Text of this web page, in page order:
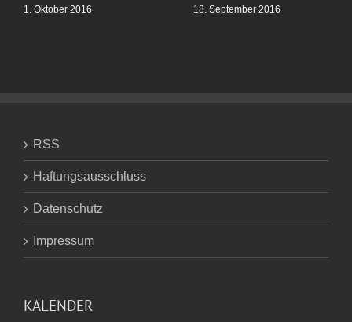
1. Oktober 2016 18. September 2016
RSS
Haftungsausschluss
Datenschutz
Impressum
KALENDER